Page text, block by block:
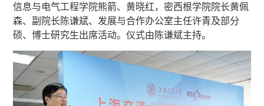
信息与电气工程学院熊箭、黄晓红，密西根学院院长黄佩
森、副院长陈谦斌、发展与合作办公室主任许青及部分
硕、博士研究生出席活动。仪式由陈谦斌主持。